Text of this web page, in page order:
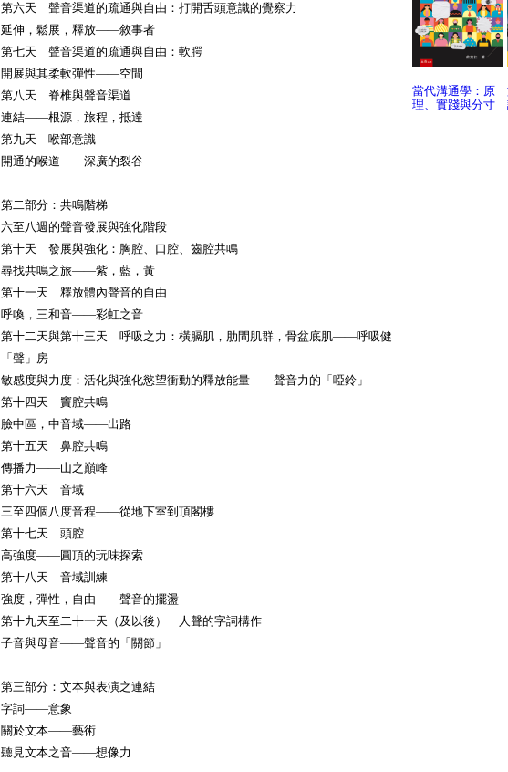
第六天 聲音渠道的疏通與自由：打開舌頭意識的覺察力
延伸，鬆展，釋放——敘事者
第七天 聲音渠道的疏通與自由：軟腭
開展與其柔軟彈性——空間
第八天 脊椎與聲音渠道
連結——根源，旅程，抵達
第九天 喉部意識
開通的喉道——深廣的裂谷
第二部分：共鳴階梯
六至八週的聲音發展與強化階段
第十天 發展與強化：胸腔、口腔、齒腔共鳴
尋找共鳴之旅——紫，藍，黃
第十一天 釋放體內聲音的自由
呼喚，三和音——彩虹之音
第十二天與第十三天 呼吸之力：橫膈肌，肋間肌群，骨盆底肌——呼吸健
「聲」房
敏感度與力度：活化與強化慾望衝動的釋放能量——聲音力的「啞鈴」
第十四天 竇腔共鳴
臉中區，中音域——出路
第十五天 鼻腔共鳴
傳播力——山之巔峰
第十六天 音域
三至四個八度音程——從地下室到頂閣樓
第十七天 頭腔
高強度——圓頂的玩味探索
第十八天 音域訓練
強度，彈性，自由——聲音的擺盪
第十九天至二十一天（及以後） 人聲的字詞構作
子音與母音——聲音的「關節」
第三部分：文本與表演之連結
字詞——意象
關於文本——藝術
聽見文本之音——想像力
當代溝通學：原
理、實踐與分寸